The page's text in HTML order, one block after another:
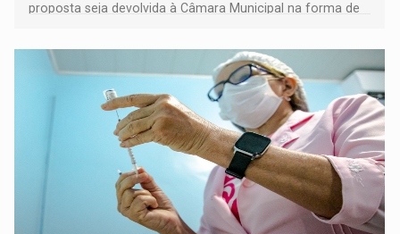
proposta seja devolvida à Câmara Municipal na forma de